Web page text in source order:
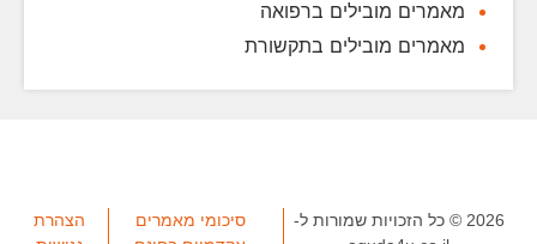
מאמרים מובילים ברפואה
מאמרים מובילים בתקשורת
2026 © כל הזכויות שמורות ל-
סיכומי מאמרים
הצהרת